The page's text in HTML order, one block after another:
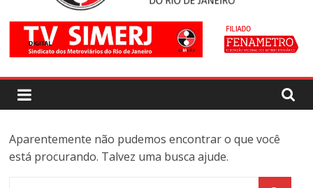
SIMERJ
–
Sindicato
dos
Aparentemente não pudemos encontrar o que você
está procurando. Talvez uma busca ajude.